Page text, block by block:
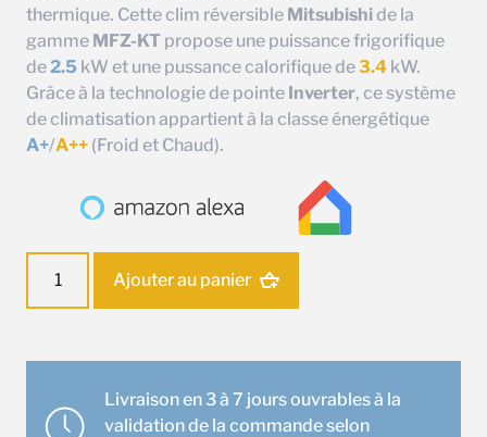
thermique. Cette clim réversible Mitsubishide la
gamme MFZ-KT propose une puissance frigorifique
de2.5 kW et une pussance calorifique de3.4 kW.
Grâce à la technologie de pointe Inverter, ce système
de climatisation appartient à la classe énergétique
A+/A++ (Froid et Chaud).
Unité
Mitsubishi
KT25VG
Ajouter au panier
Livraison en 3 à 7 jours ouvrables à la
validation de la commande selon